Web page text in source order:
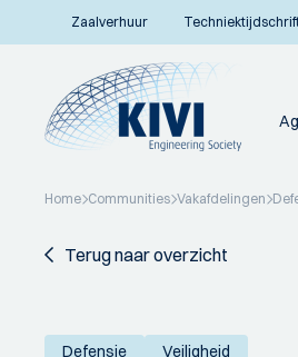
Zaalverhuur
Home Communities Vakafdelingen
Terug naar overzicht
Defensie Veiligheid